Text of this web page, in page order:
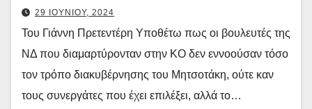
29 ΙΟΥΝΙΟΥ, 2024
Του Γιάννη Πρετεντέρη Υποθέτω πως οι βουλευτές της
ΝΔ που διαμαρτύρονταν στην ΚΟ δεν εννοούσαν τόσο
τον τρόπο διακυβέρνησης του Μητσοτάκη, ούτε καν
τους συνεργάτες που έχει επιλέξει, αλλά το…